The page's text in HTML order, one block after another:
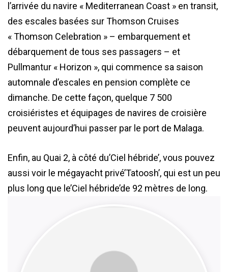
l’arrivée du navire « Mediterranean Coast » en transit,
des escales basées sur Thomson Cruises
« Thomson Celebration » – embarquement et
débarquement de tous ses passagers – et
Pullmantur « Horizon », qui commence sa saison
automnale d’escales en pension complète ce
dimanche. De cette façon, quelque 7 500
croisiéristes et équipages de navires de croisière
peuvent aujourd’hui passer par le port de Malaga.
Enfin, au Quai 2, à côté du’Ciel hébride’, vous pouvez
aussi voir le mégayacht privé’Tatoosh’, qui est un peu
plus long que le’Ciel hébride’de 92 mètres de long.